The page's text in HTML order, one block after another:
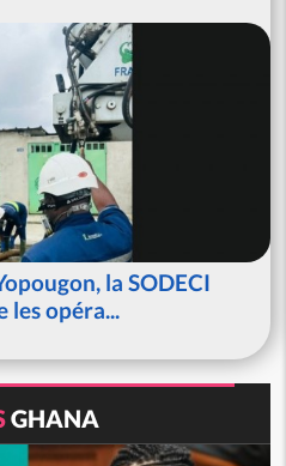
la SODECI
les opéra...
GHANA